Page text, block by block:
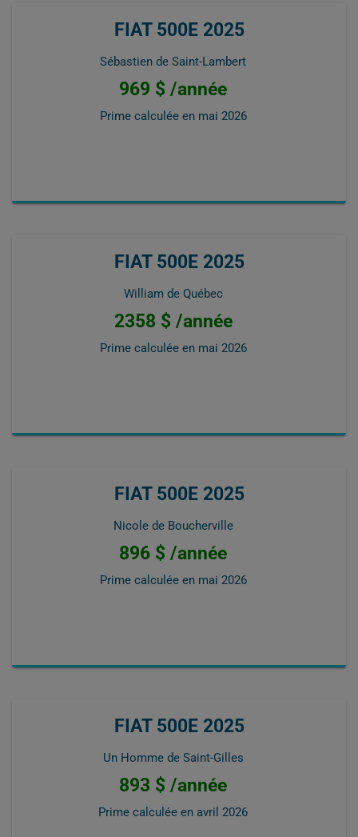
FIAT 500E 2025
Sébastien de Saint-Lambert
969 $ /année
Prime calculée en mai 2026
FIAT 500E 2025
William de Québec
2358 $ /année
Prime calculée en mai 2026
FIAT 500E 2025
Nicole de Boucherville
896 $ /année
Prime calculée en mai 2026
FIAT 500E 2025
Un Homme de Saint-Gilles
893 $ /année
Prime calculée en avril 2026